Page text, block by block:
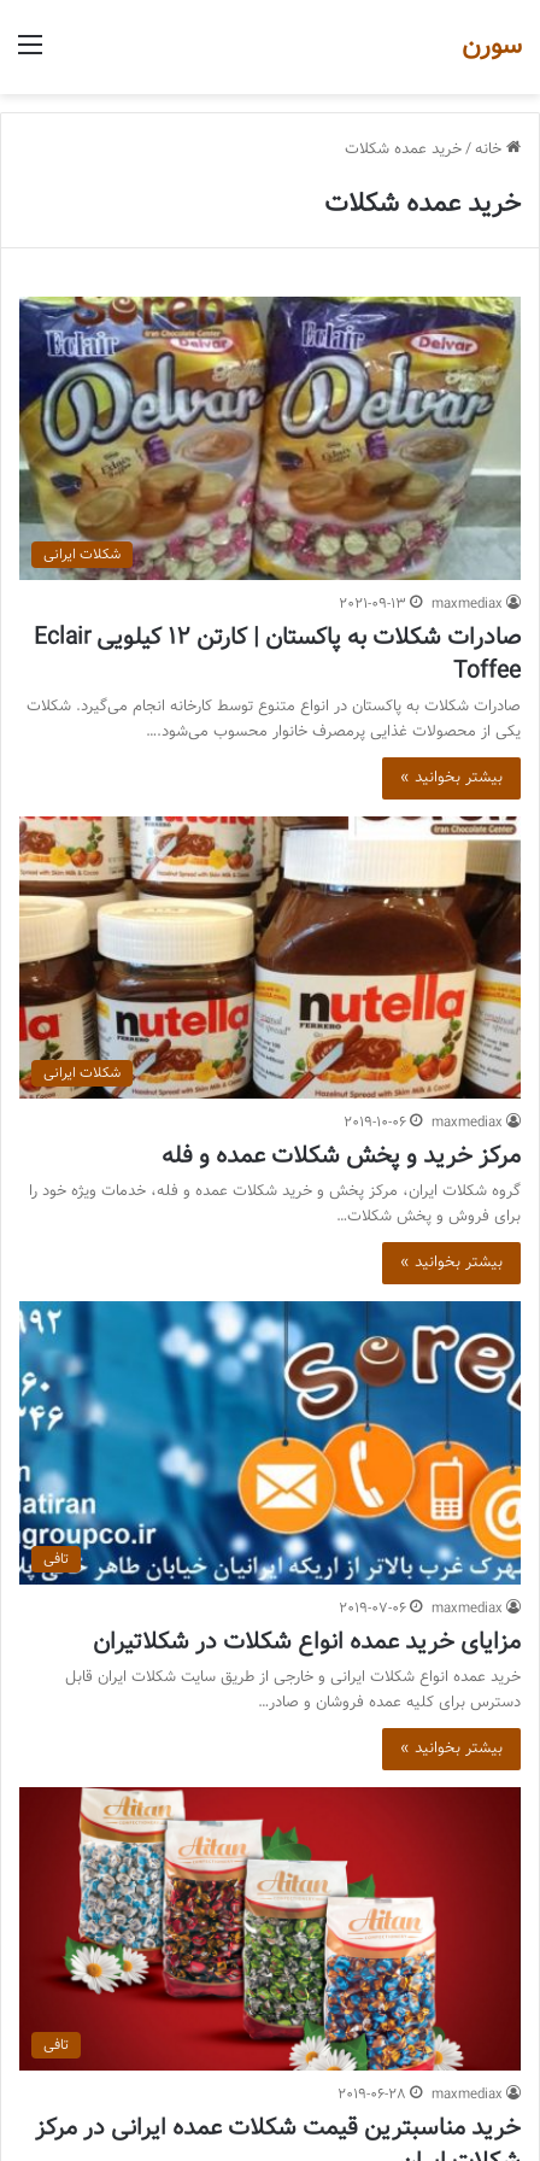
سورن
خانه/خرید عمده شکلات
خرید عمده شکلات
شکلات ایرانی
maxmediax
2021-09-13
صادرات شکلات به پاکستان | کارتن 12 کیلویی Eclair
Toffee
صادرات شکلات به پاکستان در انواع متنوع توسط کارخانه انجام می‌گیرد. شکلات
یکی از محصولات غذایی پرمصرف خانوار محسوب می‌شود.…
بیشتر بخوانید »
شکلات ایرانی
maxmediax
2019-10-06
مرکز خرید و پخش شکلات عمده و فله
گروه شکلات ایران، مرکز پخش و خرید شکلات عمده و فله، خدمات ویژه خود را
برای فروش و پخش شکلات…
بیشتر بخوانید »
تافی
maxmediax
2019-07-06
مزایای خرید عمده انواع شکلات در شکلاتیران
خرید عمده انواع شکلات ایرانی و خارجی از طریق سایت شکلات ایران قابل
دسترس برای کلیه عمده فروشان و صادر…
بیشتر بخوانید »
تافی
maxmediax
2019-06-28
خرید مناسبترین قیمت شکلات عمده ایرانی در مرکز